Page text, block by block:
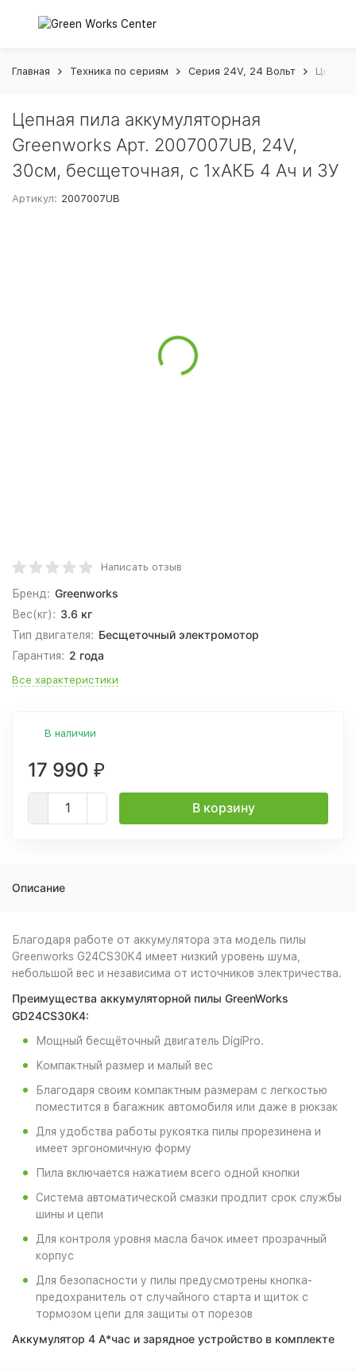
Главная Техника по сериям Серия 24V, 24 Вольт Цепная
Цепная пила аккумуляторная
Greenworks Арт. 2007007UB, 24V,
30см, бесщеточная, c 1хАКБ 4 Ач и ЗУ
Артикул: 2007007UB
Написать отзыв
Бренд: Greenworks
Вес(кг): 3.6 кг
Тип двигателя: Бесщеточный электромотор
Гарантия: 2 года
Все характеристики
В наличии
17 990 ₽
В корзину
Описание
Благодаря работе от аккумулятора эта модель пилы
Greenworks G24CS30K4 имеет низкий уровень шума,
небольшой вес и независима от источников электричества.
Преимущества аккумуляторной пилы GreenWorks
GD24CS30K4:
Мощный бесщёточный двигатель DigiPro.
Компактный размер и малый вес
Благодаря своим компактным размерам с легкостью
поместится в багажник автомобиля или даже в рюкзак
Для удобства работы рукоятка пилы прорезинена и
имеет эргономичную форму
Пила включается нажатием всего одной кнопки
Система автоматической смазки продлит срок службы
шины и цепи
Для контроля уровня масла бачок имеет прозрачный
корпус
Для безопасности у пилы предусмотрены кнопка-
предохранитель от случайного старта и щиток с
тормозом цепи для защиты от порезов
Аккумулятор 4 А*час и зарядное устройство в комплекте